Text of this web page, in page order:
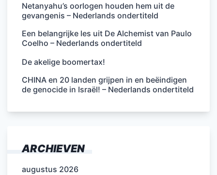
Netanyahu’s oorlogen houden hem uit de
gevangenis – Nederlands ondertiteld
Een belangrijke les uit De Alchemist van Paulo
Coelho – Nederlands ondertiteld
De akelige boomertax!
CHINA en 20 landen grijpen in en beëindigen
de genocide in Israël! – Nederlands ondertiteld
ARCHIEVEN
augustus 2026